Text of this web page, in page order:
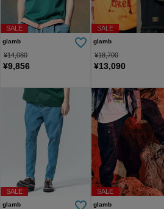
SALE
glamb
¥14,080
¥9,856
SALE
glamb
¥18,700
¥13,090
SALE
glamb
SALE
glamb